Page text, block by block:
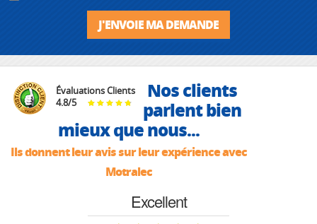
J'ENVOIE MA DEMANDE
Évaluations Clients
4.8/5
Nos clients
parlent bien
mieux que nous...
Ils donnent leur avis sur leur expérience avec
Motralec
Excellent